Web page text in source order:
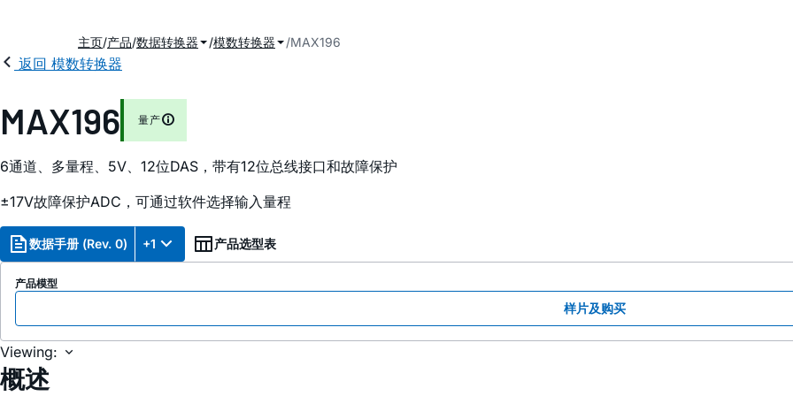
主页 产品 数据转换器 模数转换器 MAX196
返回 模数转换器
MAX196 量产
6通道、多量程、5V、12位DAS，带有12位总线接口和故障保护
±17V故障保护ADC，可通过软件选择输入量程
数据手册 (Rev. 0) +1 产品选型表
产品模型
样片及购买
Viewing:
概述